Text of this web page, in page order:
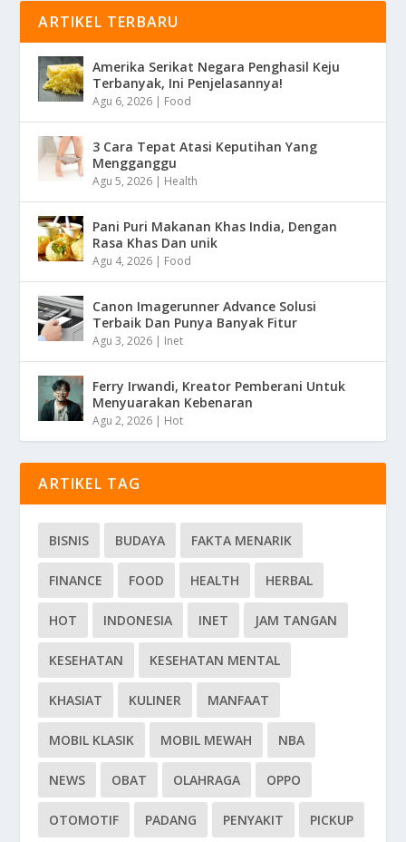
ARTIKEL TERBARU
Amerika Serikat Negara Penghasil Keju
Terbanyak, Ini Penjelasannya!
Agu 6, 2026 | Food
3 Cara Tepat Atasi Keputihan Yang
Mengganggu
Agu 5, 2026 | Health
Pani Puri Makanan Khas India, Dengan
Rasa Khas Dan unik
Agu 4, 2026 | Food
Canon Imagerunner Advance Solusi
Terbaik Dan Punya Banyak Fitur
Agu 3, 2026 | Inet
Ferry Irwandi, Kreator Pemberani Untuk
Menyuarakan Kebenaran
Agu 2, 2026 | Hot
ARTIKEL TAG
BISNIS BUDAYA FAKTA MENARIK
FINANCE FOOD HEALTH HERBAL
HOT INDONESIA INET JAM TANGAN
KESEHATAN KESEHATAN MENTAL
KHASIAT KULINER MANFAAT
MOBIL KLASIK MOBIL MEWAH NBA
NEWS OBAT OLAHRAGA OPPO
OTOMOTIF PADANG PENYAKIT PICKUP